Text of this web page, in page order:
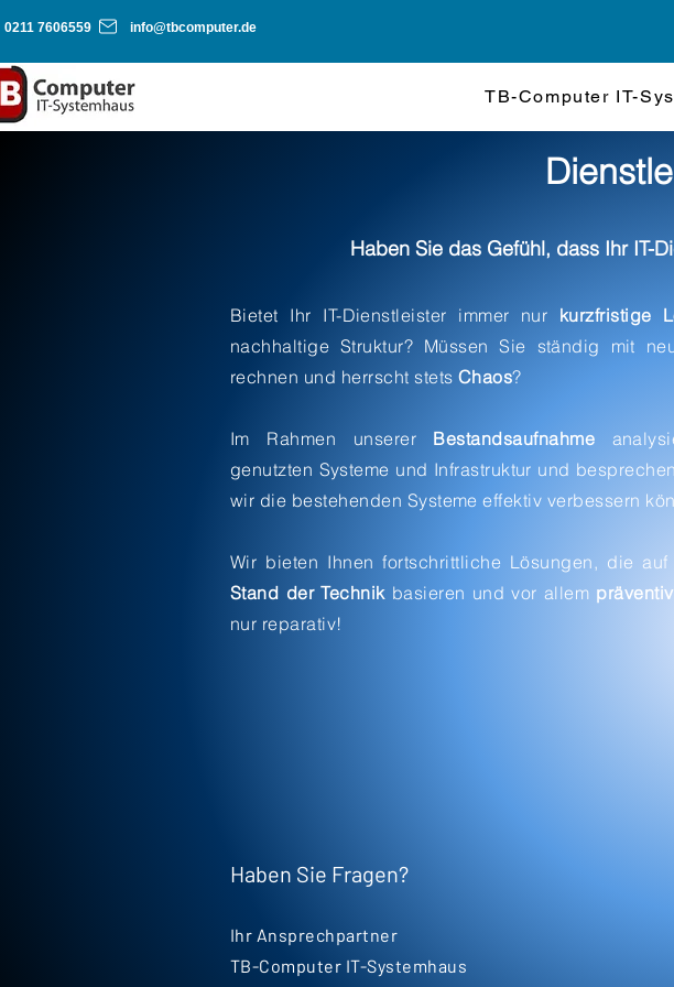
0211 7606559 info@tbcomputer.de
TB-Computer IT-
Haben Sie das Gefühl, dass Ihr IT-
Bietet Ihr IT-Dienstleister immer nur kurzfristige
nachhaltige Struktur? Müssen Sie ständig mit
rechnen und herrscht stets Chaos?
Im Rahmen unserer Bestandsaufnahme
genutzten Systeme und Infrastruktur und
wir die bestehenden Systeme effektiv verbessern
Wir bieten Ihnen fortschrittliche Lösungen, die auf
Stand der Technikbasieren und vor allem präventiv
nur reparativ!
Haben Sie Fragen?
Ihr Ansprechpartner
TB-Computer IT-Systemhaus